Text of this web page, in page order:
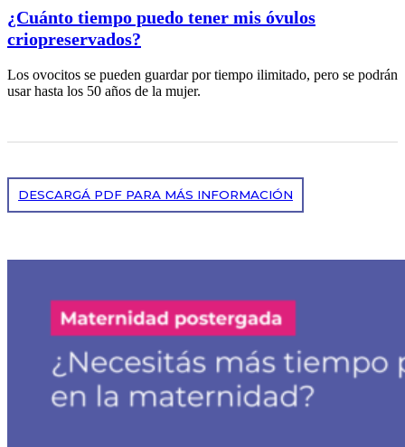
¿Cuánto tiempo puedo tener mis óvulos
criopreservados?
Los ovocitos se pueden guardar por tiempo ilimitado, pero se podrán
usar hasta los 50 años de la mujer.
DESCARGÁ PDF PARA MÁS INFORMACIÓN